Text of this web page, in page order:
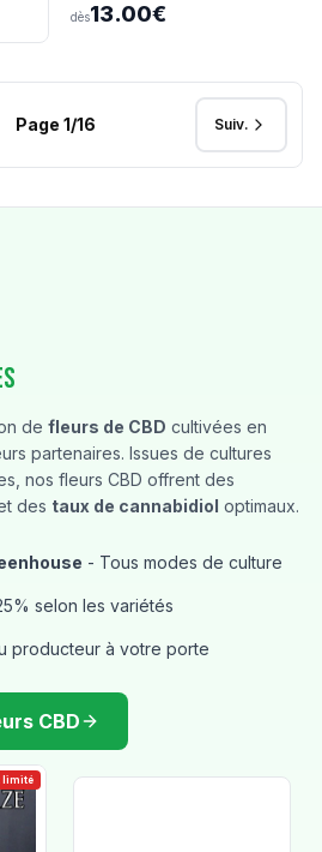
dès13.00€
Page 1/16 Suiv.
de fleurs de CBD cultivées en
partenaires. Issues de cultures
nos fleurs CBD offrent des
des taux de cannabidiol optimaux.
- Tous modes de culture
selon les variétés
producteur à votre porte
CBD
limité